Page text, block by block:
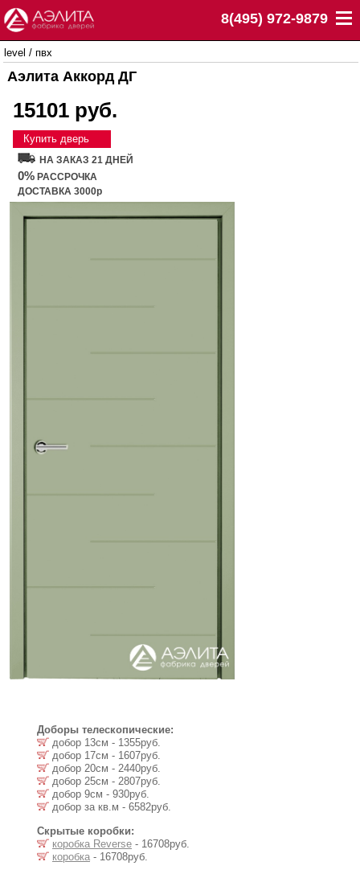
8(495) 972-9879
level / пвх
Аэлита Аккорд ДГ
15101 руб.
Купить дверь
НА ЗАКАЗ 21 ДНЕЙ
0% РАССРОЧКА
ДОСТАВКА 3000р
Доборы телескопические:
добор 13см - 1355руб.
добор 17см - 1607руб.
добор 20см - 2440руб.
добор 25см - 2807руб.
добор 9см - 930руб.
добор за кв.м - 6582руб.
Скрытые коробки:
коробка Reverse - 16708руб.
коробка - 16708руб.